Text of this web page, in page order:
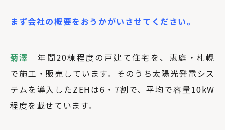
まず会社の概要をおうかがいさせてください。
菊澤
年間20棟程度の戸建て住宅を、恵庭・札幌
で施工・販売しています。そのうち太陽光発電シス
テムを導入したZEHは6・7割で、平均で容量10kW
程度を載せています。